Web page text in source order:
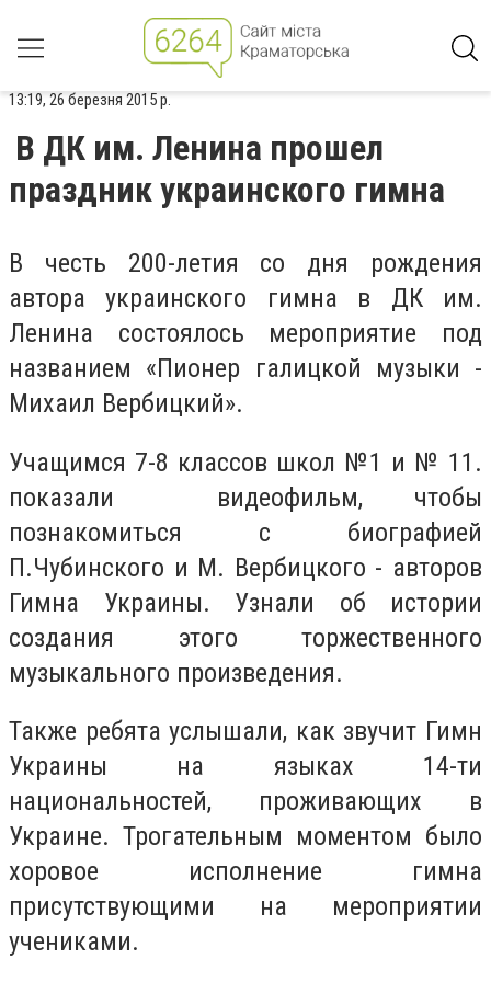
13:19, 26 березня 2015 р.
В ДК им. Ленина прошел
праздник украинского гимна
В честь 200-летия со дня рождения
автора украинского гимна в ДК им.
Ленина состоялось мероприятие под
названием «Пионер галицкой музыки -
Михаил Вербицкий».
Учащимся 7-8 классов школ №1 и № 11.
показали видеофильм, чтобы
познакомиться с биографией
П.Чубинского и М. Вербицкого - авторов
Гимна Украины. Узнали об истории
создания этого торжественного
музыкального произведения.
Также ребята услышали, как звучит Гимн
Украины на языках 14-ти
национальностей, проживающих в
Украине. Трогательным моментом было
хоровое исполнение гимна
присутствующими на мероприятии
учениками.